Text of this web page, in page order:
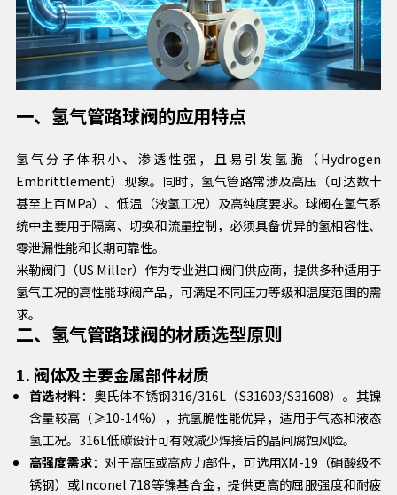
一、氢气管路球阀的应用特点
氢气分子体积小、渗透性强，且易引发氢脆（Hydrogen
Embrittlement）现象。同时，氢气管路常涉及高压（可达数十
甚至上百MPa）、低温（液氢工况）及高纯度要求。球阀在氢气系
统中主要用于隔离、切换和流量控制，必须具备优异的氢相容性、
零泄漏性能和长期可靠性。
米勒阀门（US Miller）作为专业进口阀门供应商，提供多种适用于
氢气工况的高性能球阀产品，可满足不同压力等级和温度范围的需
求。
二、氢气管路球阀的材质选型原则
1. 阀体及主要金属部件材质
首选材料：奥氏体不锈钢316/316L（S31603/S31608）。其镍
含量较高（≥10-14%），抗氢脆性能优异，适用于气态和液态
氢工况。316L低碳设计可有效减少焊接后的晶间腐蚀风险。
高强度需求：对于高压或高应力部件，可选用XM-19（硝酸级不
锈钢）或Inconel 718等镍基合金，提供更高的屈服强度和耐疲